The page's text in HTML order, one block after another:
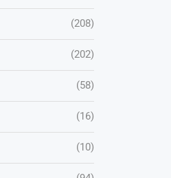
(208)
(202)
(58)
(16)
(10)